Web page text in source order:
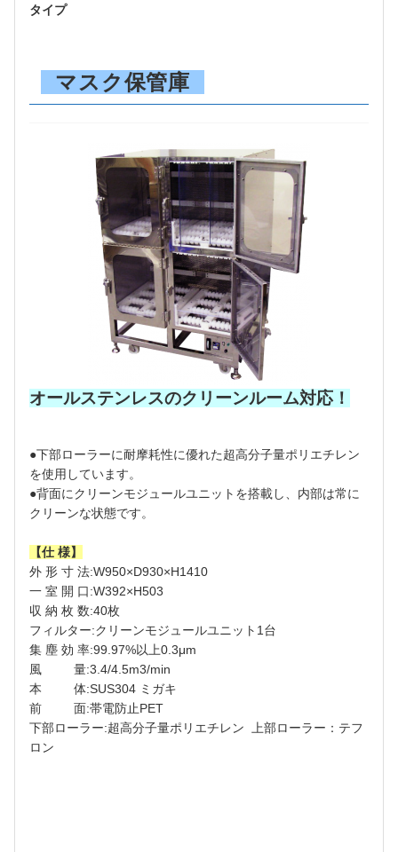
タイプ
マスク保管庫
オールステンレスのクリーンルーム対応！
●下部ローラーに耐摩耗性に優れた超高分子量ポリエチレン
を使用しています。
●背面にクリーンモジュールユニットを搭載し、内部は常に
クリーンな状態です。
【仕 様】
外 形 寸 法:W950×D930×H1410
一 室 開 口:W392×H503
収 納 枚 数:40枚
フィルター:クリーンモジュールユニット1台
集 塵 効 率:99.97%以上0.3μm
風 量:3.4/4.5m3/min
本 体:SUS304 ミガキ
前 面:帯電防止PET
下部ローラー:超高分子量ポリエチレン 上部ローラー：テフ
ロン